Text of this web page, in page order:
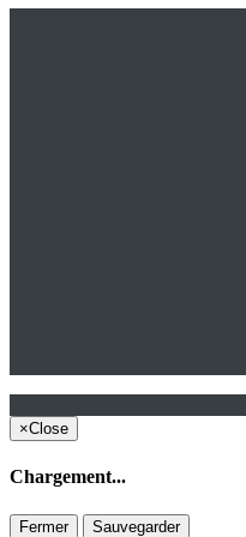
×Close
Chargement...
Fermer Sauvegarder